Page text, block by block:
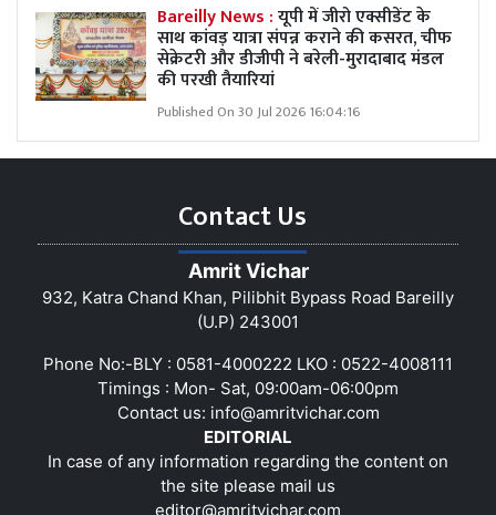
Bareilly News :यूपी में जीरो एक्सीडेंट के
साथ कांवड़ यात्रा संपन्न कराने की कसरत, चीफ
सेक्रेटरी और डीजीपी ने बरेली-मुरादाबाद मंडल
की परखी तैयारियां
Published On 30 Jul 2026 16:04:16
Contact Us
Amrit Vichar
932, Katra Chand Khan, Pilibhit Bypass Road Bareilly
(U.P) 243001
Phone No:-BLY : 0581-4000222 LKO : 0522-4008111
Timings : Mon- Sat, 09:00am-06:00pm
Contact us: info@amritvichar.com
EDITORIAL
In case of any information regarding the content on
the site please mail us
editor@amritvichar.com